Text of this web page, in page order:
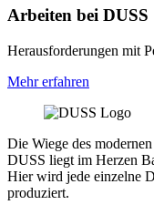
Arbeiten bei DUSS
Herausforderungen mit
Mehr erfahren
Die Wiege des
DUSS liegt im Herzen
Hier wird jede einzelne
produziert.